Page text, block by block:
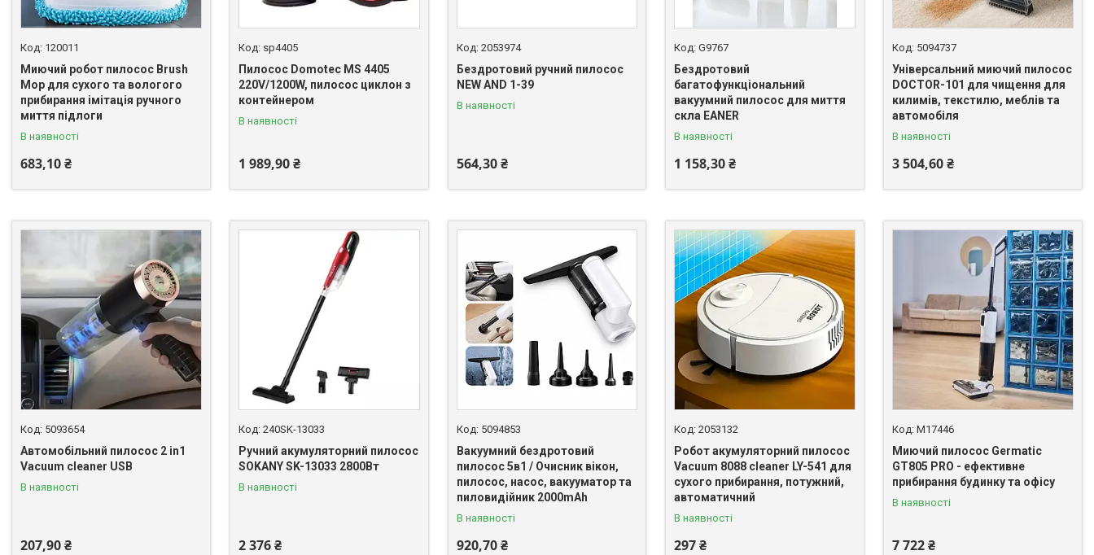
120011
Миючий робот пилосос Brush
Mop для сухого та вологого
прибирання імітація ручного
миття підлоги
В наявності
683,10 ₴
sp4405
Пилосос Domotec MS 4405
220V/1200W, пилосос циклон з
контейнером
В наявності
1 989,90 ₴
2053974
Бездротовий ручний пилосос
NEW AND 1-39
В наявності
564,30 ₴
G9767
Бездротовий
багатофункціональний
вакуумний пилосос для миття
скла EANER
В наявності
1 158,30 ₴
5094737
Універсальний миючий пилосос
DOCTOR-101 для чищення для
килимів, текстилю, меблів та
автомобіля
В наявності
3 504,60 ₴
5093654
Автомобільний пилосос 2 in1
Vacuum cleaner USB
В наявності
207,90 ₴
240SK-13033
Ручний акумуляторний пилосос
SOKANY SK-13033 2800Вт
В наявності
2 376 ₴
5094853
Вакуумний бездротовий
пилосос 5в1 / Очисник вікон,
пилосос, насос, вакууматор та
пиловидійник 2000mAh
В наявності
920,70 ₴
2053132
Робот акумуляторний пилосос
Vacuum 8088 cleaner LY-541 для
сухого прибирання, потужний,
автоматичний
В наявності
297 ₴
M17446
Миючий пилосос Germatic
GT805 PRO - ефективне
прибирання будинку та офісу
В наявності
7 722 ₴